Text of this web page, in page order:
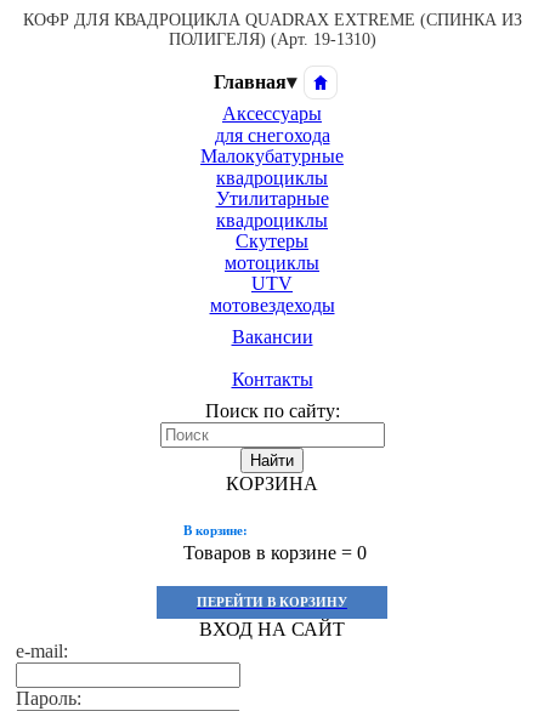
КОФР ДЛЯ КВАДРОЦИКЛА QUADRAX EXTREME (СПИНКА ИЗ
ПОЛИГЕЛЯ) (Арт. 19-1310)
Главная▾
Аксессуары
для снегохода
Малокубатурные
квадроциклы
Утилитарные
квадроциклы
Скутеры
мотоциклы
UTV
мотовездеходы
Вакансии
Контакты
Поиск по сайту:
Найти
КОРЗИНА
В корзине:
Товаров в корзине = 0
ПЕРЕЙТИ В КОРЗИНУ
ВХОД НА САЙТ
e-mail:
Пароль: